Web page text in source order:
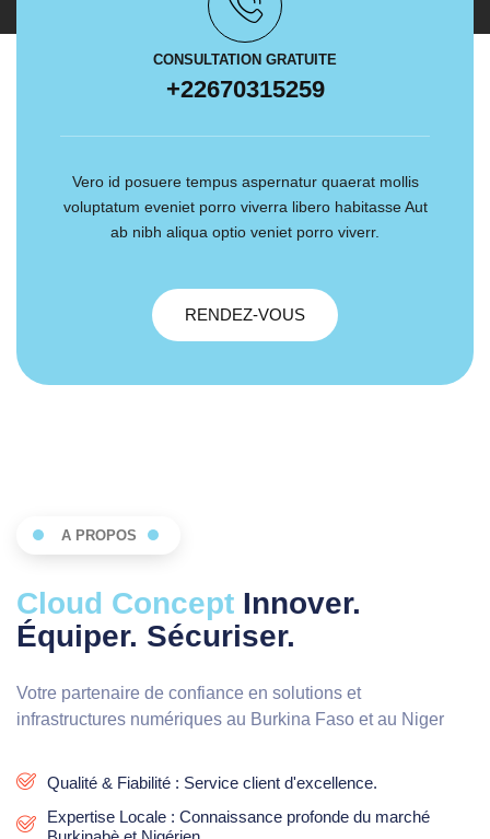
CONSULTATION GRATUITE
+22670315259
Vero id posuere tempus aspernatur quaerat mollis
voluptatum eveniet porro viverra libero habitasse Aut
ab nibh aliqua optio veniet porro viverr.
RENDEZ-VOUS
A PROPOS
Cloud Concept Innover.
Équiper. Sécuriser.
Votre partenaire de confiance en solutions et
infrastructures numériques au Burkina Faso et au Niger
Qualité & Fiabilité : Service client d'excellence.
Expertise Locale : Connaissance profonde du marché